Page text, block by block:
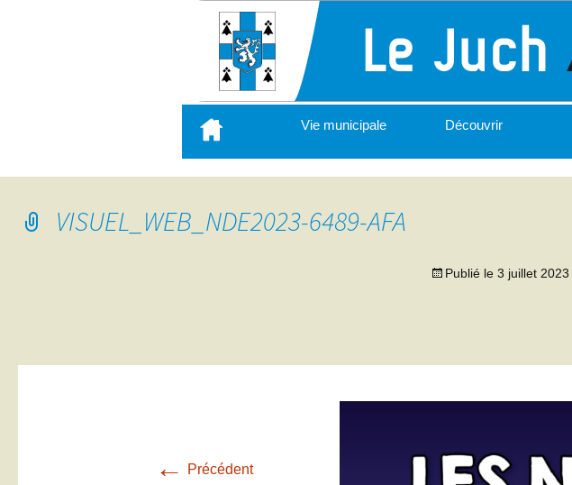
contenu
principal
Vie municipale Découvrir
VISUEL_WEB_NDE2023-6489-AFA
Publié le 3 juillet 2023
← Précédent